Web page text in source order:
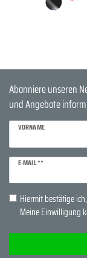
Abonniere unseren
und Angebote
VORNAME
E-MAIL **
Newsletter
Honig
Hiermit bestätige
Meine Einwilligung